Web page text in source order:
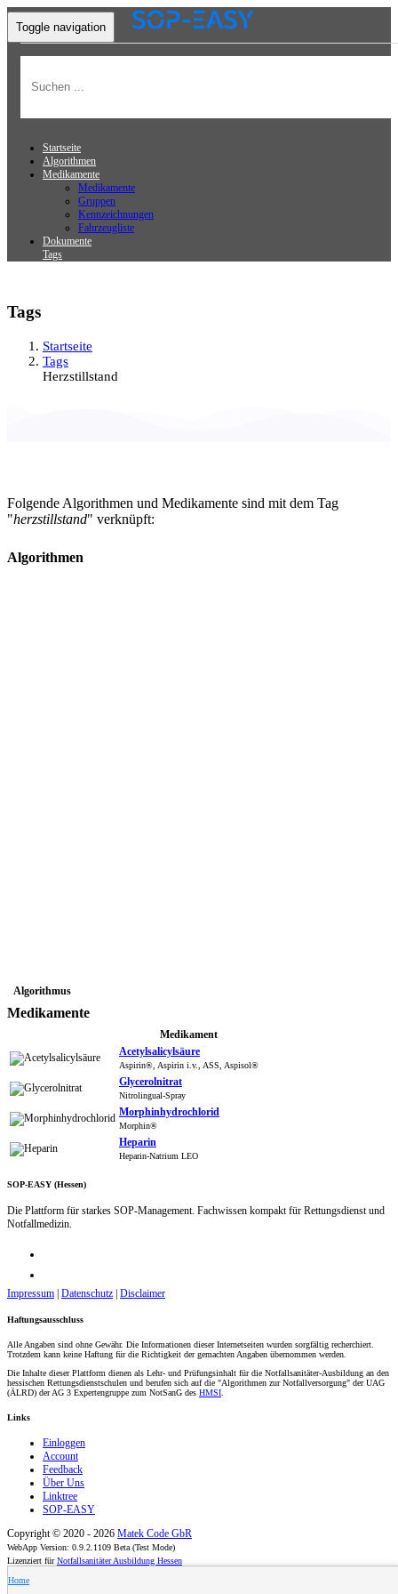
Toggle navigation
Startseite
Algorithmen
Medikamente
Medikamente
Gruppen
Kennzeichnungen
Fahrzeugliste
Dokumente
Tags
Tags
Startseite
Tags
Herzstillstand
Folgende Algorithmen und Medikamente sind mit dem Tag
"herzstillstand" verknüpft:
Algorithmen
Algorithmus
Medikamente
Medikament
Acetylsalicylsäure
Aspirin®, Aspirin i.v., ASS, Aspisol®
Glycerolnitrat
Nitrolingual-Spray
Morphinhydrochlorid
Morphin®
Heparin
Heparin-Natrium LEO
Home
SOP-EASY (Hessen)
Die Plattform für starkes SOP-Management. Fachwissen kompakt für Rettungsdienst und
Notfallmedizin.
Impressum | Datenschutz | Disclaimer
Haftungsausschluss
Alle Angaben sind ohne Gewähr. Die Informationen dieser Internetseiten wurden sorgfältig recherchiert.
Trotzdem kann keine Haftung für die Richtigkeit der gemachten Angaben übernommen werden.
Die Inhalte dieser Plattform dienen als Lehr- und Prüfungsinhalt für die Notfallsanitäter-Ausbildung an den
hessischen Rettungsdienstschulen und berufen sich auf die "Algorithmen zur Notfallversorgung" der UAG
(ÄLRD) der AG 3 Expertengruppe zum NotSanG des HMSI
Links
Einloggen
Account
Feedback
Über Uns
Linktree
SOP-EASY
Copyright © 2020 - 2026 Matek Code GbR
WebApp Version: 0.9.2.1109 Beta (Test Mode)
Lizenziert fürNotfallsanitäter Ausbildung Hessen